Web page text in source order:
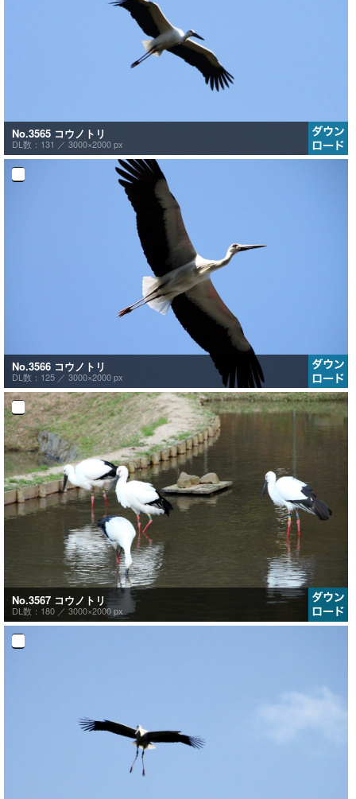
No.3565 コウノトリ
DL数：131 ／ 3000×2000 px
No.3566 コウノトリ
DL数：125 ／ 3000×2000 px
No.3567 コウノトリ
DL数：180 ／ 3000×2000 px